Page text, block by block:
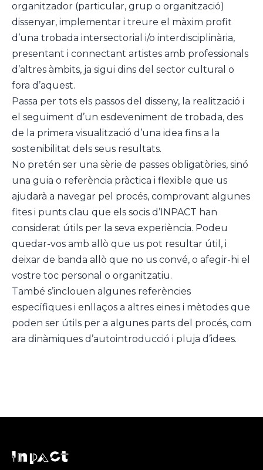
organitzador (particular, grup o organització)
dissenyar, implementar i treure el màxim profit
d’una trobada intersectorial i/o interdisciplinària,
presentant i connectant artistes amb professionals
d’altres àmbits, ja sigui dins del sector cultural o
fora d’aquest.
Passa per tots els passos del disseny, la realització i
el seguiment d’un esdeveniment de trobada, des
de la primera visualització d’una idea fins a la
sostenibilitat dels seus resultats.
No pretén ser una sèrie de passes obligatòries, sinó
una guia o referència pràctica i flexible que us
ajudarà a navegar pel procés, comprovant algunes
fites i punts clau que els socis d’INPACT han
considerat útils per la seva experiència. Podeu
quedar-vos amb allò que us pot resultar útil, i
deixar de banda allò que no us convé, o afegir-hi el
vostre toc personal o organitzatiu.
També s’inclouen algunes referències
específiques i enllaços a altres eines i mètodes que
poden ser útils per a algunes parts del procés, com
ara dinàmiques d’autointroducció i pluja d’idees.